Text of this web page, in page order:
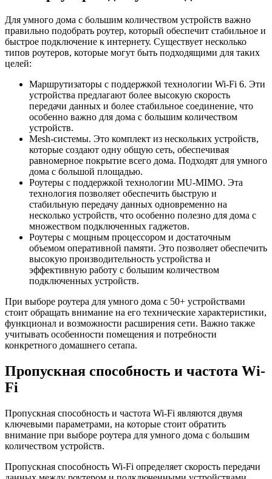
Для умного дома с большим количеством устройств важно
правильно подобрать роутер, который обеспечит стабильное и
быстрое подключение к интернету. Существует несколько
типов роутеров, которые могут быть подходящими для таких
целей:
Маршрутизаторы с поддержкой технологии Wi-Fi 6. Эти
устройства предлагают более высокую скорость
передачи данных и более стабильное соединение, что
особенно важно для дома с большим количеством
устройств.
Mesh-системы. Это комплект из нескольких устройств,
которые создают одну общую сеть, обеспечивая
равномерное покрытие всего дома. Подходят для умного
дома с большой площадью.
Роутеры с поддержкой технологии MU-MIMO. Эта
технология позволяет обеспечить быструю и
стабильную передачу данных одновременно на
несколько устройств, что особенно полезно для дома с
множеством подключенных гаджетов.
Роутеры с мощным процессором и достаточным
объемом оперативной памяти. Это позволяет обеспечить
высокую производительность устройства и
эффективную работу с большим количеством
подключенных устройств.
При выборе роутера для умного дома с 50+ устройствами
стоит обращать внимание на его технические характеристики,
функционал и возможности расширения сети. Важно также
учитывать особенности помещения и потребности
конкретного домашнего сетапа.
Пропускная способность и частота Wi-
Fi
Пропускная способность и частота Wi-Fi являются двумя
ключевыми параметрами, на которые стоит обратить
внимание при выборе роутера для умного дома с большим
количеством устройств.
Пропускная способность Wi-Fi определяет скорость передачи